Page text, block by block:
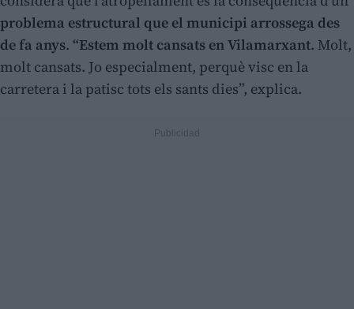
problema estructural que el municipi arrossega des
de fa anys. “Estem molt cansats en Vilamarxant. Molt,
molt cansats. Jo especialment, perquè visc en la
carretera i la patisc tots els sants dies”, explica.